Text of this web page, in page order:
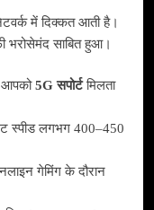
में दिक्कत आती है।
भरोसेमंद साबित हुआ।
आपको5G सपोर्टमिलता
स्पीड लगभग 400–450
गेमिंग के दौरान